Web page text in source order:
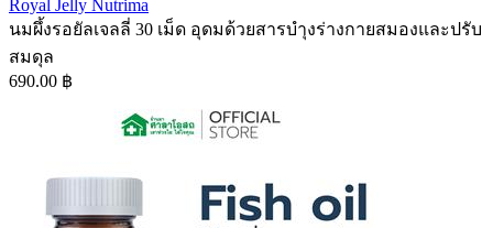
Royal Jelly Nutrima
นมผึ้งรอยัลเจลลี่ 30 เม็ด อุดมด้วยสารบำุงร่างกายสมองและปรับ
สมดุล
690.00 ฿